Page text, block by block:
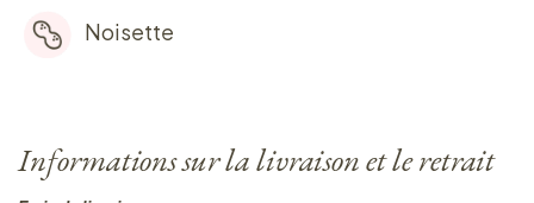
Noisette
Informations sur la livraison et le retrait